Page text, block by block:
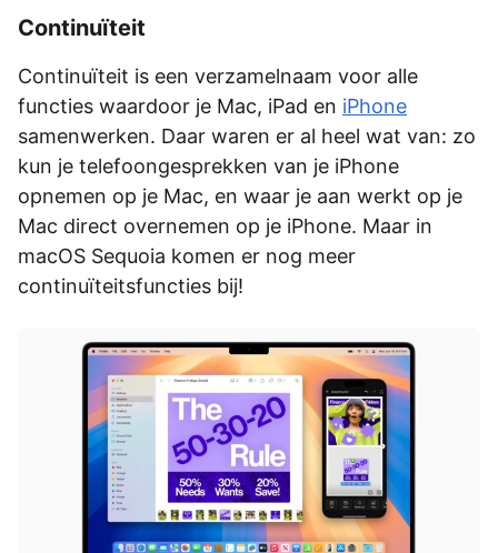
Continuïteit
Continuïteit is een verzamelnaam voor alle
functies waardoor je Mac, iPad en iPhone
samenwerken. Daar waren er al heel wat van: zo
kun je telefoongesprekken van je iPhone
opnemen op je Mac, en waar je aan werkt op je
Mac direct overnemen op je iPhone. Maar in
macOS Sequoia komen er nog meer
continuïteitsfuncties bij!